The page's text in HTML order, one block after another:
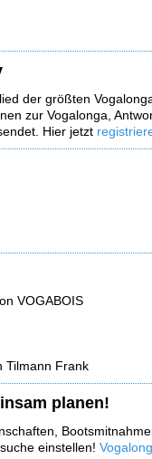
der größten
zur Vogalonga,
Hier jetzt
VOGABOIS
Tilmann Frank
planen!
einstellen!